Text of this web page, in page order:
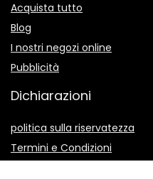
Acquista tutto
Blog
I nostri negozi online
Pubblicità
Dichiarazioni
politica sulla riservatezza
Termini e Condizioni